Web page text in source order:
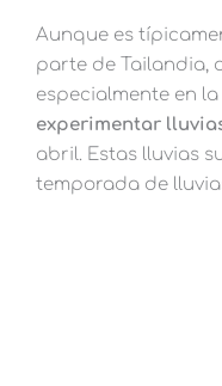
Aunque es
parte de Tailandia,
especialmente en
experimentar
abril. Estas lluvias
temporada de